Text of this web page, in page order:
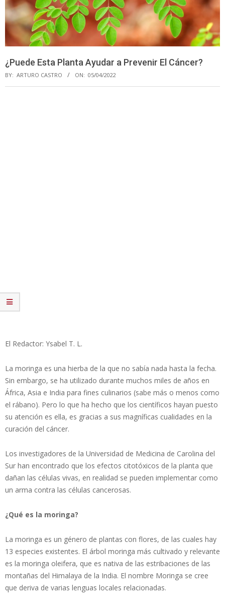
¿Puede Esta Planta Ayudar a Prevenir El Cáncer?
BY: ARTURO CASTRO ON: 05/04/2022
El Redactor: Ysabel T. L.
La moringa es una hierba de la que no sabía nada hasta la fecha.
Sin embargo, se ha utilizado durante muchos miles de años en
África, Asia e India para fines culinarios (sabe más o menos como
el rábano). Pero lo que ha hecho que los científicos hayan puesto
su atención es ella, es gracias a sus magníficas cualidades en la
curación del cáncer.
Los investigadores de la Universidad de Medicina de Carolina del
Sur han encontrado que los efectos citotóxicos de la planta que
dañan las células vivas, en realidad se pueden implementar como
un arma contra las células cancerosas.
¿Qué es la moringa?
La moringa es un género de plantas con flores, de las cuales hay
13 especies existentes. El árbol moringa más cultivado y relevante
es la moringa oleifera, que es nativa de las estribaciones de las
montañas del Himalaya de la India. El nombre Moringa se cree
que deriva de varias lenguas locales relacionadas.